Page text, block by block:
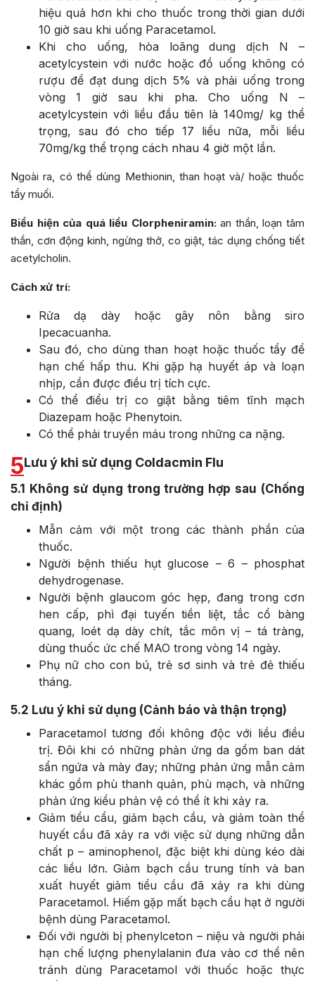
hiệu quả hơn khi cho thuốc trong thời gian dưới
10 giờ sau khi uống Paracetamol.
Khi cho uống, hòa loãng dung dịch N –
acetylcystein với nước hoặc đồ uống không có
rượu để đạt dung dịch 5% và phải uống trong
vòng 1 giờ sau khi pha. Cho uống N –
acetylcystein với liều đầu tiên là 140mg/ kg thể
trọng, sau đó cho tiếp 17 liều nữa, mỗi liều
70mg/kg thể trọng cách nhau 4 giờ một lần.
Ngoài ra, có thể dùng Methionin, than hoạt và/ hoặc thuốc
tẩy muối.
Biểu hiện của quá liều Clorpheniramin:an thần, loạn tâm
thần, cơn động kinh, ngừng thở, co giật, tác dụng chống tiết
acetylcholin.
Cách xử trí:
Rửa dạ dày hoặc gây nôn bằng siro
Ipecacuanha.
Sau đó, cho dùng than hoạt hoặc thuốc tẩy để
hạn chế hấp thu. Khi gặp hạ huyết áp và loạn
nhịp, cần được điều trị tích cực.
Có thể điểu trị co giật bằng tiêm tĩnh mạch
Diazepam hoặc Phenytoin.
Có thể phải truyền máu trong những ca nặng.
5Lưu ý khi sử dụng Coldacmin Flu
5.1
Không sử dụng trong trường hợp sau (Chống
chỉ định)
Mẫn cảm với một trong các thành phần của
thuốc.
Người bệnh thiếu hụt glucose – 6 – phosphat
dehydrogenase.
Người bệnh glaucom góc hẹp, đang trong cơn
hen cấp, phì đại tuyến tiền liệt, tắc cổ bàng
quang, loét dạ dày chít, tắc môn vị – tá tràng,
dùng thuốc ức chế MAO trong vòng 14 ngày.
Phụ nữ cho con bú, trẻ sơ sinh và trẻ đẻ thiếu
tháng.
5.2 Lưu ý khi sử dụng (Cảnh báo và thận trọng)
Paracetamol tương đối không độc với liều điều
trị. Đôi khi có những phản ứng da gồm ban dát
sẩn ngứa và mày đay; những phản ứng mẫn cảm
khác gồm phù thanh quản, phù mạch, và những
phản ứng kiểu phản vệ có thể ít khi xảy ra.
Giảm tiểu cẩu, giảm bạch cầu, và giảm toàn thể
huyết cầu đã xảy ra với việc sử dụng những dẫn
chất p – aminophenol, đặc biệt khi dùng kéo dài
các liều lớn. Giảm bạch cầu trung tính và ban
xuất huyết giảm tiểu cầu đã xảy ra khi dùng
Paracetamol. Hiếm gặp mất bạch cầu hạt ở người
bệnh dùng Paracetamol.
Đối với người bị phenylceton – niệu và người phải
hạn chế lượng phenylalanin đưa vào cơ thể nên
tránh dùng Paracetamol với thuốc hoặc thực